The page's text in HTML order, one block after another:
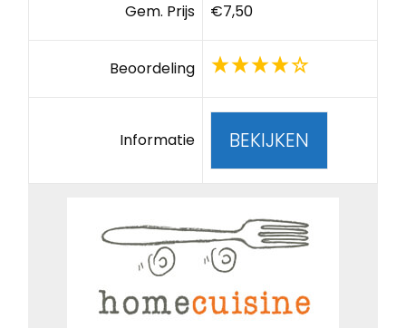
Gem. Prijs €7,50
Beoordeling
Informatie BEKIJKEN